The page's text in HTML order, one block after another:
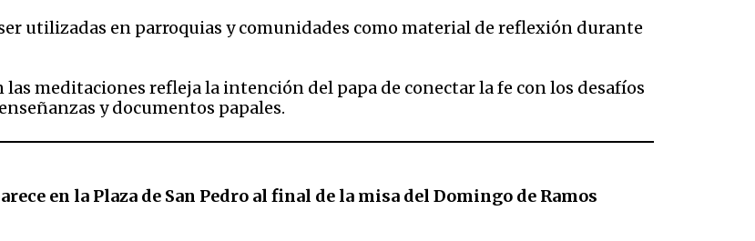
utilizadas en parroquias y comunidades como material de reflexión durante
meditaciones refleja la intención del papa de conectar la fe con los desafíos
y documentos papales.​
en la Plaza de San Pedro al final de la misa del Domingo de Ramos